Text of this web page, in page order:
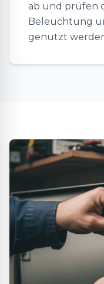
ab und prüfen
Beleuchtung
genutzt